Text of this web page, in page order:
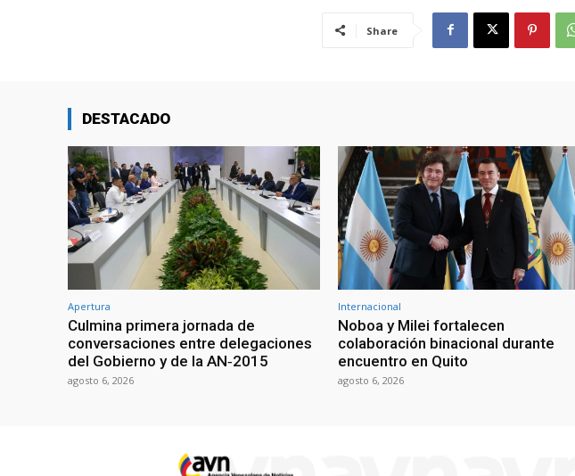
Share
DESTACADO
Apertura
Culmina primera jornada de
conversaciones entre delegaciones
del Gobierno y de la AN‑2015
agosto 6, 2026
Internacional
Noboa y Milei fortalecen
colaboración binacional durante
encuentro en Quito
agosto 6, 2026